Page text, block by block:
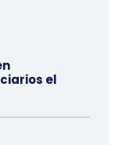
el